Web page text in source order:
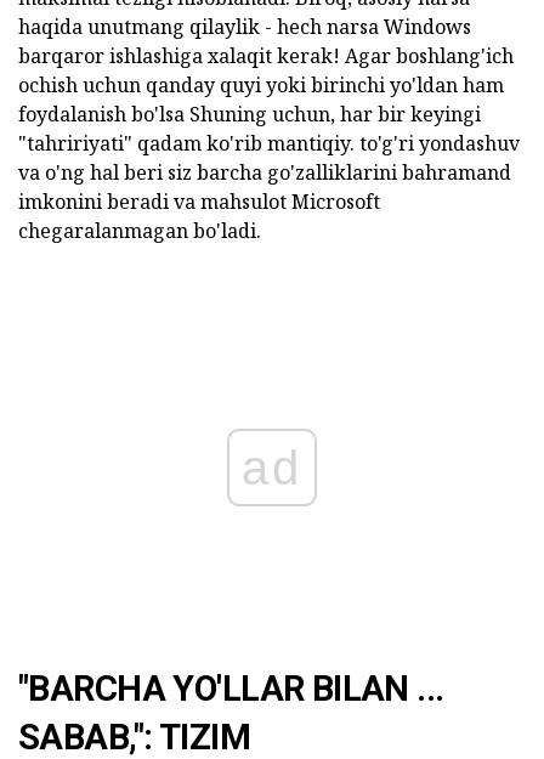
haqida unutmang qilaylik - hech narsa Windows
barqaror ishlashiga xalaqit kerak! Agar boshlang'ich
ochish uchun qanday quyi yoki birinchi yo'ldan ham
foydalanish bo'lsa Shuning uchun, har bir keyingi
"tahririyati" qadam ko'rib mantiqiy. to'g'ri yondashuv
va o'ng hal beri siz barcha go'zalliklarini bahramand
imkonini beradi va mahsulot Microsoft
chegaralanmagan bo'ladi.
ad
"BARCHA YO'LLAR BILAN ...
SABAB,": TIZIM